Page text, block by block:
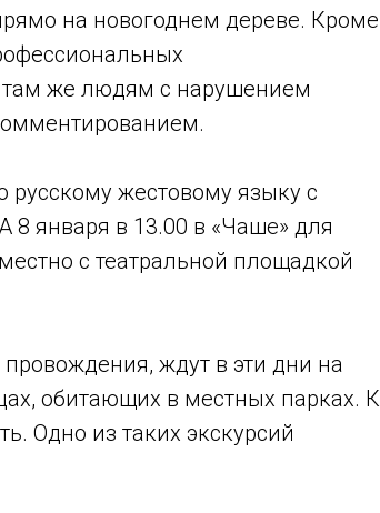
на новогоднем дереве. Кроме
там же людям с нарушением
русскому жестовому языку с
8 января в 13.00 в «Чаше» для
с театральной площадкой
ждут в эти дни на
обитающих в местных парках. К
Одно из таких экскурсий